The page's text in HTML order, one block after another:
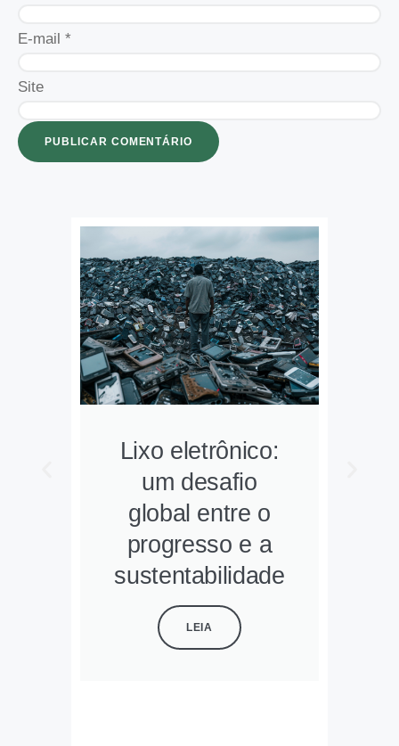
E-mail *
Site
Lixo eletrônico:
um desafio
global entre o
progresso e a
sustentabilidade
LEIA